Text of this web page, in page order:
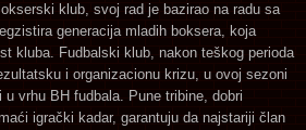
klub, svoj rad je bazirao na radu sa
generacija mladih boksera, koja
kluba. Fudbalski klub, nakon teškog perioda
i organizacionu krizu, u ovoj sezoni
vrhu BH fudbala. Pune tribine, dobri
igrački kadar, garantuju da najstariji član